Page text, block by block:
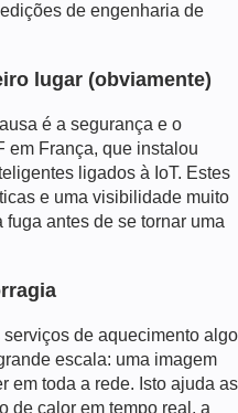
de engenharia de
lugar (obviamente)
é a segurança e o
em França, que instalou
ligados à IoT. Estes
e uma visibilidade muito
antes de se tornar uma
serviços de aquecimento algo
escala: uma imagem
em toda a rede. Isto ajuda as
de calor em tempo real, a